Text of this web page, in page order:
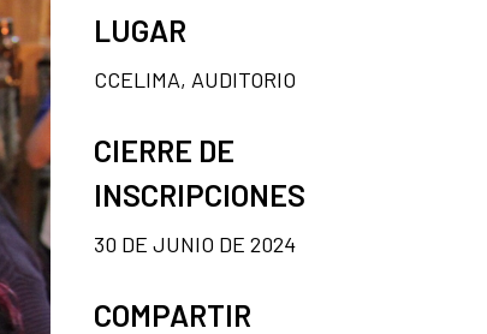
LUGAR
CCELIMA, AUDITORIO
CIERRE DE
INSCRIPCIONES
30 DE JUNIO DE 2024
COMPARTIR